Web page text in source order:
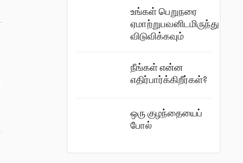
உங்கள் பெறுநரை
ஏமாற்றுபவனிடமிருந்து
விடுவிக்கவும்
நீங்கள் என்ன
எதிர்பார்க்கிறீர்கள்?
ஒரு குழந்தையைப்
போல்